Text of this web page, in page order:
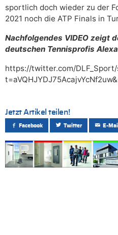
sportlich doch wieder zu der
2021 noch die ATP Finals in
Nachfolgendes VIDEO zeigt
deutschen Tennisprofis
https://twitter.com/
Jetzt Artikel teilen!
Facebook Twitter E-Mail